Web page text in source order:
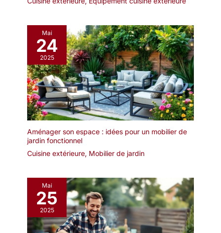
Mai
24
2025
Aménager son espace : idées pour un mobilier de
jardin fonctionnel
Cuisine extérieure, Mobilier de jardin
Mai
25
2025